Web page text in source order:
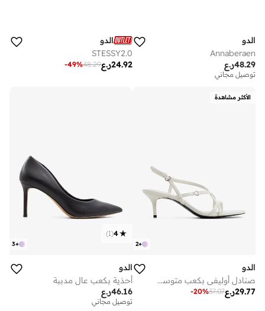
الدو
Annaberaen
ر.ع48.29
توصيل مجاني
الدو
STESSY2.0
ر.ع24.92
48.29
-49%
الأكثر مشاهدة
+
2
الدو
صنادل أوليفي بكعب متوسط وأحزمة متعددة
ر.ع29.77
37.07
-20%
+
3
4
(
1
)
الدو
أحذية بكعب عالٍ مدببة
ر.ع46.16
توصيل مجاني